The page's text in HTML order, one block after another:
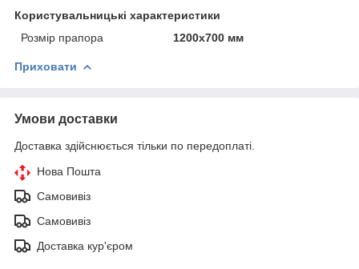
Користувальницькі характеристики
Розмір прапора
1200х700 мм
Приховати
Умови доставки
Доставка здійснюється тільки по передоплаті.
Нова Пошта
Самовивіз
Самовивіз
Доставка кур'єром